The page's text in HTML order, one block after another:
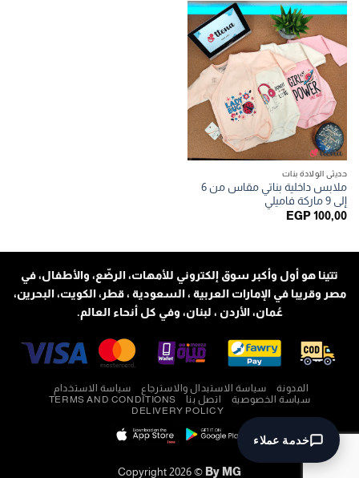
حديثي الولادة بنات
ملابس داخلية بناتي مقاس من 6
إلى 9 ماركة فاميلي
EGP 100,00
تتينا هو أول وأكبر سوق إلكتروني للأمهات، الرضّع، والأطفال، في
مصر وقريبا في الإمارات العربية ، السعودية ، قطر، الكويت، البحرين،
عُمان، الأردن ، لبنان، وفي كل أنحاء العالم.
المدونة سياسة الاستبدال والاسترجاع
سياسة الاستخدام
سياسة الخصوصية
اتصل بنا
TERMS AND CONDITIONS
DELIVERY POLICY
Copyright 2026 © By MG
خدمة عملاء